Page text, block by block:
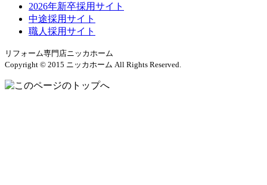
2026年新卒採用サイト
中途採用サイト
職人採用サイト
リフォーム専門店ニッカホーム
Copyright © 2015 ニッカホーム All Rights Reserved.